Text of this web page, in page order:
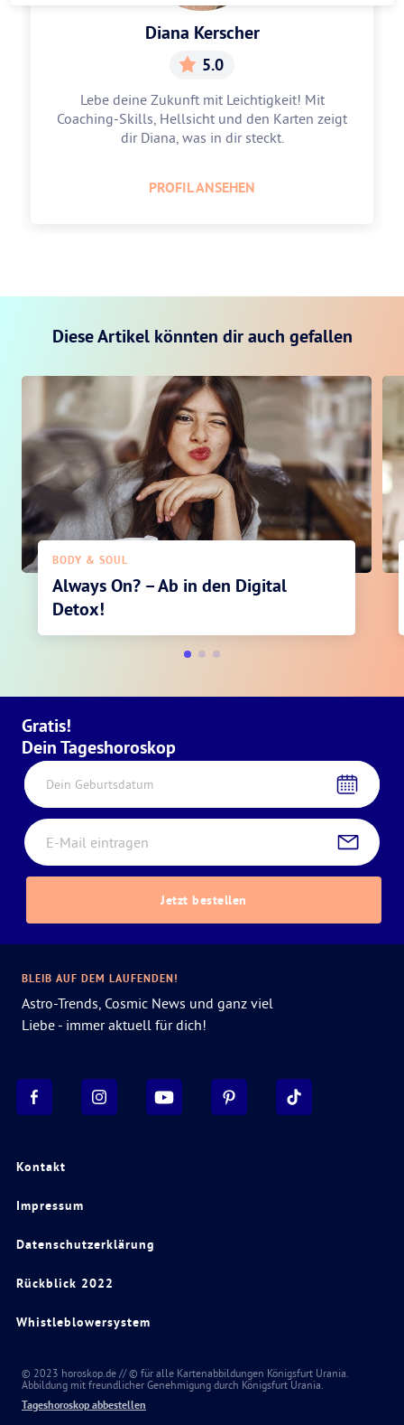
Diana Kerscher
5.0
Lebe deine Zukunft mit Leichtigkeit! Mit
Coaching-Skills, Hellsicht und den Karten zeigt
dir Diana, was in dir steckt.
PROFIL ANSEHEN
Diese Artikel könnten dir auch gefallen
BODY & SOUL
Always On? – Ab in den Digital
Detox!
Gratis!
Dein Tageshoroskop
Dein Geburtsdatum
Jetzt bestellen
Kontakt
Impressum
Datenschutzerklärung
Rückblick 2022
Whistleblowersystem
BLEIB AUF DEM LAUFENDEN!
Astro-Trends, Cosmic News und ganz viel
Liebe - immer aktuell für dich!
© 2023 horoskop.de // © für alle Kartenabbildungen Königsfurt Urania.
Abbildung mit freundlicher Genehmigung durch Königsfurt Urania.
Tageshoroskop abbestellen